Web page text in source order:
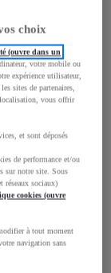
choix
(ouvre dans un
votre mobile ou
expérience utilisateur,
sites de partenaires,
vous offrir
et sont déposés
de performance et/ou
sur notre site. Sous
réseaux sociaux)
cookies (ouvre
à tout moment
navigation sans